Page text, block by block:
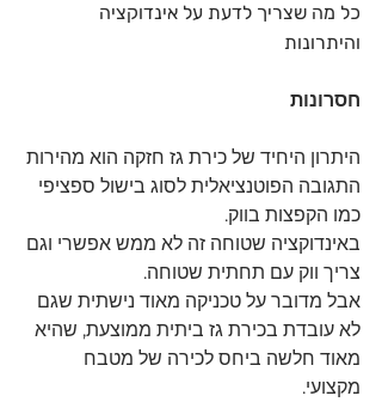
כל מה שצריך לדעת על אינדוקציה
והיתרונות
חסרונות
היתרון היחיד של כירת גז חזקה הוא מהירות
התגובה הפוטנציאלית לסוג בישול ספציפי
כמו הקפצות בווק.
באינדוקציה שטוחה זה לא ממש אפשרי וגם
צריך ווק עם תחתית שטוחה.
אבל מדובר על טכניקה מאוד נישתית שגם
לא עובדת בכירת גז ביתית ממוצעת, שהיא
מאוד חלשה ביחס לכירה של מטבח
מקצועי.